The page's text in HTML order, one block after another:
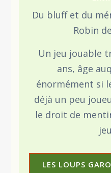
Du bluff et du
Robin
Un jeu jouable
ans, âge
énormément si
déjà un peu
le droit de
LES LOUPS